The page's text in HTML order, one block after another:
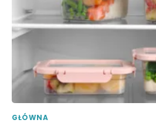
GŁÓWNA